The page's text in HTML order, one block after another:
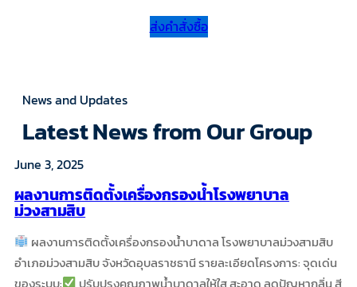
ส่งคำสั่งซื้อ
News and Updates
Latest News from Our Group
June 3, 2025
ผลงานการติดตั้งเครื่องกรองน้ำโรงพยาบาล
ม่วงสามสิบ
ผลงานการติดตั้งเครื่องกรองน้ำบาดาล โรงพยาบาลม่วงสามสิบ
อำเภอม่วงสามสิบ จังหวัดอุบลราชธานี รายละเอียดโครงการ: จุดเด่น
ของระบบ:
ปรับปรุงคุณภาพน้ำบาดาลให้ใส สะอาด ลดปัญหากลิ่น สี